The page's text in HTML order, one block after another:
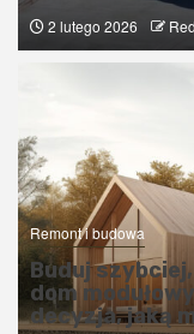
2 lutego 2026
Remont i budowa
Buduj
dom
decyzja, jaką